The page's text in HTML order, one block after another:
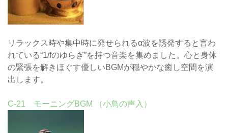
リラックス時や集中時に発せられるα波を誘発すると言わ
れている“1/fのゆらぎ”を持つ音楽を集めました。心と身体
の緊張を解きほぐす優しいBGMが穏やかな癒し空間を演
出します。
C-21 モーニングBGM （小鳥の声入）